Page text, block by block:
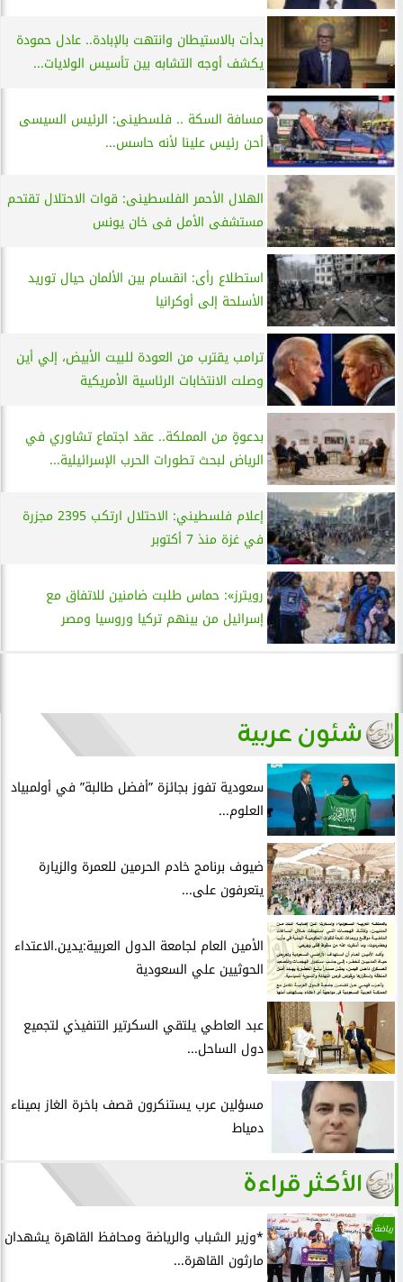
بدأت بالاستيطان وانتهت بالإبادة.. عادل حمودة
يكشف أوجه التشابه بين تأسيس الولايات...
مسافة السكة .. فلسطينى: الرئيس السيسى
أحن رئيس علينا لأنه حاسس...
الهلال الأحمر الفلسطينى: قوات الاحتلال تقتحم
مستشفى الأمل فى خان يونس
استطلاع رأى: انقسام بين الألمان حيال توريد
الأسلحة إلى أوكرانيا
ترامب يقترب من العودة للبيت الأبيض، إلي أين
وصلت الانتخابات الرئاسية الأمريكية
بدعوةٍ من المملكة.. عقد اجتماع تشاوري في
الرياض لبحث تطورات الحرب الإسرائيلية...
إعلام فلسطيني: الاحتلال ارتكب 2395 مجزرة
في غزة منذ 7 أكتوبر
رويترز»: حماس طلبت ضامنين للاتفاق مع
إسرائيل من بينهم تركيا وروسيا ومصر
شئون عربية
سعودية تفوز بجائزة ”أفضل طالبة” في أولمبياد
العلوم...
ضيوف برنامج خادم الحرمين للعمرة والزيارة
يتعرفون على...
الأمين العام لجامعة الدول العربية:يدين.الاعتداء
الحوثيين علي السعودية
عبد العاطي يلتقي السكرتير التنفيذي لتجميع
دول الساحل...
مسؤلين عرب يستنكرون قصف باخرة الغاز بميناء
دمياط
الأكثر قراءة
رياضة
*وزير الشباب والرياضة ومحافظ القاهرة يشهدان
مارثون القاهرة...